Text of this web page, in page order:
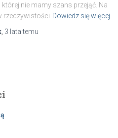
nie mamy szans przejąć. Na
rzeczywistości Dowiedz się więcej
3 latatemu